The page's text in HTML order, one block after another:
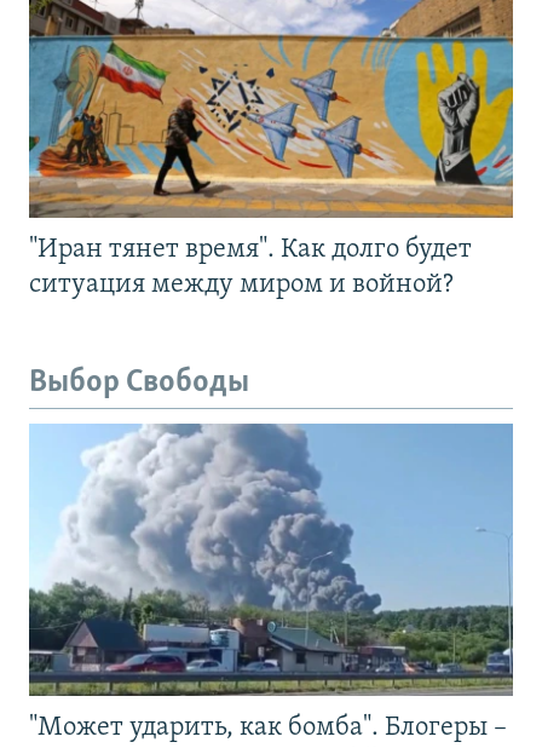
"Иран тянет время". Как долго будет
ситуация между миром и войной?
Выбор Свободы
"Может ударить, как бомба". Блогеры –